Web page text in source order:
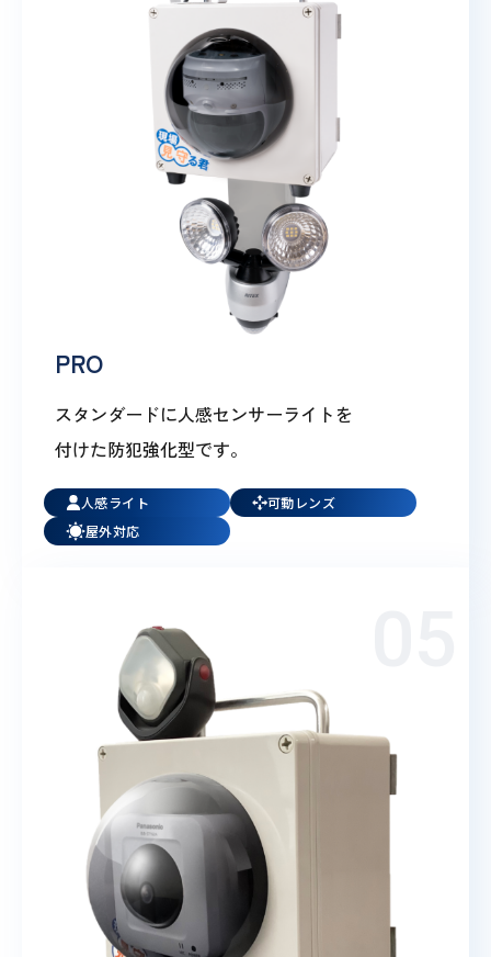
PRO
スタンダードに人感センサーライトを
付けた防犯強化型です。
人感ライト
可動レンズ
屋外対応